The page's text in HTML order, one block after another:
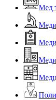
Мед